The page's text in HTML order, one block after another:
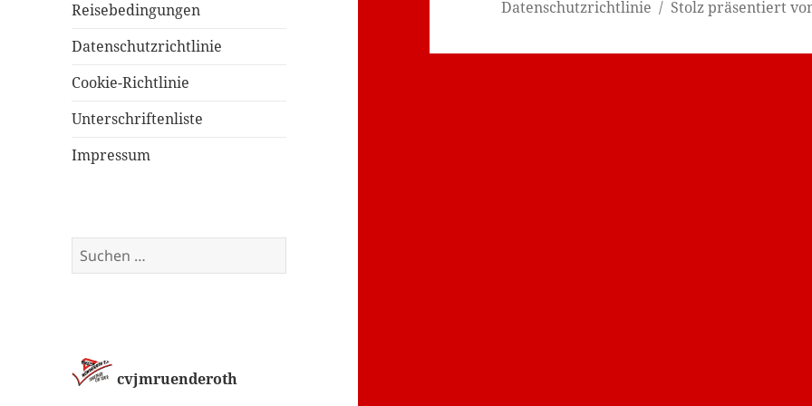
Reisebedingungen
Datenschutzrichtlinie
Cookie-Richtlinie
Unterschriftenliste
Impressum
Suchen
nach:
cvjmruenderoth
Datenschutzrichtlinie Stolz präsentiert